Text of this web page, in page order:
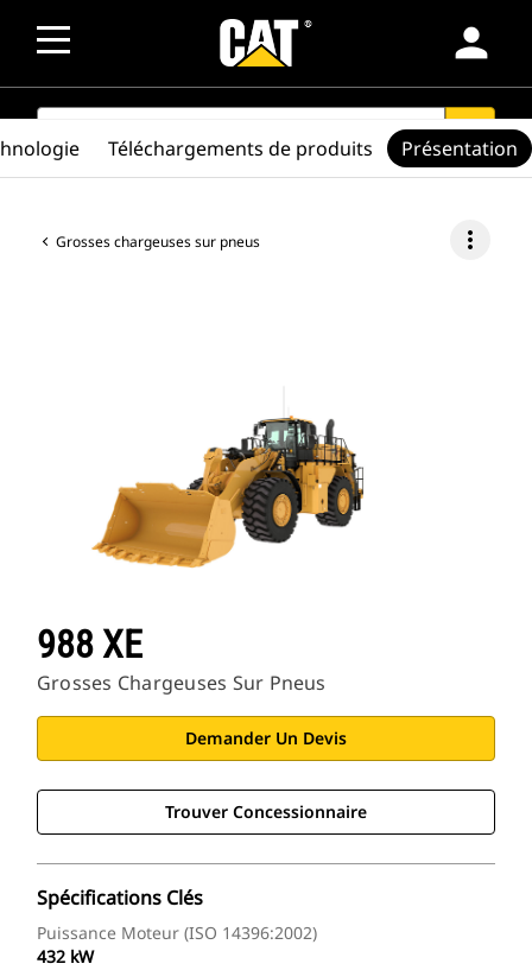
person
SEARCH search
Grosses chargeuses sur pneus more_vert
988 XE
Grosses Chargeuses Sur Pneus
Demander Un Devis
Trouver Concessionnaire
Spécifications Clés
Puissance Moteur (ISO 14396:2002)
432 kW
Téléchargements de produits Présentation